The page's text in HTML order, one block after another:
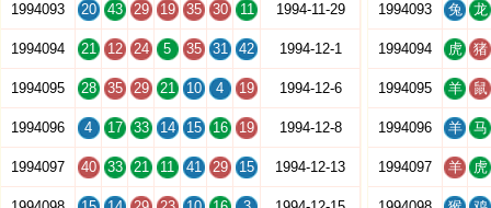
1994093 20 43 29 19 35 30 11 1994-11-29
1994094 21 12 24 5 35 31 42 1994-12-1
1994095 28 35 29 21 10 4 19 1994-12-6
1994096 4 17 33 14 15 16 19 1994-12-8
1994097 40 33 21 11 41 29 15 1994-12-13
1994093 兔 龙
1994094 虎 猪
1994095 羊 鼠
1994096 羊 马
1994097 羊 虎